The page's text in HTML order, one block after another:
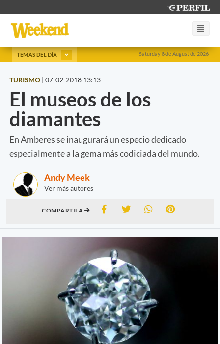
Saturday 8 de August de 2026
TEMAS DEL DÍA
TURISMO | 07-02-2018 13:13
El museos de los
diamantes
En Amberes se inaugurará un especio dedicado
especialmente a la gema más codiciada del mundo.
Andy Meek
Ver más autores
COMPARTILA